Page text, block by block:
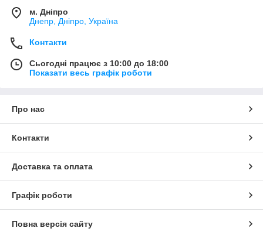
м. Дніпро
Днепр, Дніпро, Україна
Контакти
Сьогодні працює з 10:00 до 18:00
Показати весь графік роботи
Про нас
Контакти
Доставка та оплата
Графік роботи
Повна версія сайту